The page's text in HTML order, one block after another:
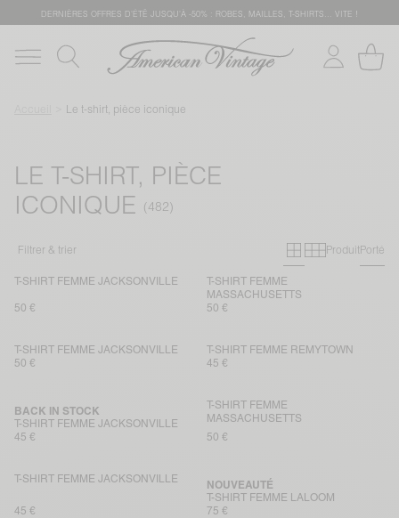
DERNIÈRES OFFRES D'ÉTÊ JUSQU'À -50% : ROBES, MAILLES, T-SHIRTS... VITE !
Le t-shirt, pièce iconique
LE T-SHIRT, PIÈCE
ICONIQUE
Filtrer & trier Grille
Grille
ProduitPorté
T-SHIRT FEMME JACKSONVILLE
50 €
T-SHIRT FEMME
MASSACHUSETTS
50 €
T-SHIRT FEMME JACKSONVILLE
50 €
T-SHIRT FEMME REMYTOWN
45 €
T-SHIRT FEMME JACKSONVILLE
BACK IN STOCK
45 €
T-SHIRT FEMME
MASSACHUSETTS
50 €
T-SHIRT FEMME JACKSONVILLE
45 €
T-SHIRT FEMME LALOOM
NOUVEAUTÉ
75 €